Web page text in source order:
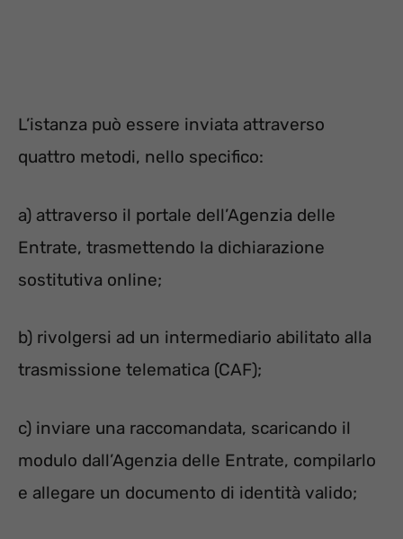
L’istanza può essere inviata attraverso
quattro metodi, nello specifico:
a) attraverso il portale dell’Agenzia delle
Entrate, trasmettendo la dichiarazione
sostitutiva online;
b) rivolgersi ad un intermediario abilitato alla
trasmissione telematica (CAF);
c) inviare una raccomandata, scaricando il
modulo dall’Agenzia delle Entrate, compilarlo
e allegare un documento di identità valido;